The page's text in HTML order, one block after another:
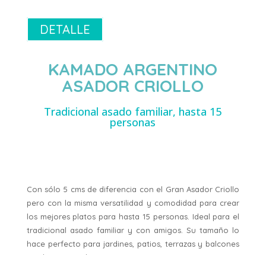
DETALLE
KAMADO ARGENTINO
ASADOR CRIOLLO
Tradicional asado familiar, hasta 15
personas
Con sólo 5 cms de diferencia con el Gran Asador Criollo
pero con la misma versatilidad y comodidad para crear
los mejores platos para hasta 15 personas. Ideal para el
tradicional asado familiar y con amigos. Su tamaño lo
hace perfecto para jardines, patios, terrazas y balcones